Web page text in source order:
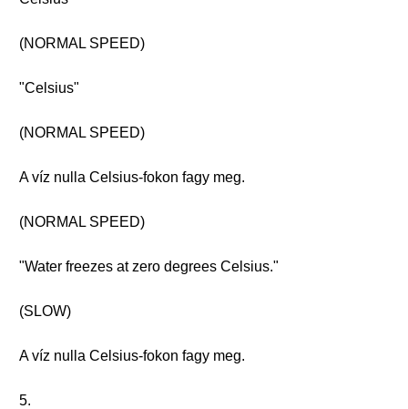
(NORMAL SPEED)
"Celsius"
(NORMAL SPEED)
A víz nulla Celsius-fokon fagy meg.
(NORMAL SPEED)
"Water freezes at zero degrees Celsius."
(SLOW)
A víz nulla Celsius-fokon fagy meg.
5.